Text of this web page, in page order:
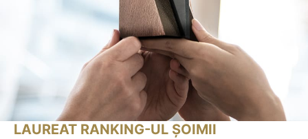
LAUREAT RANKING-UL ȘOIMII